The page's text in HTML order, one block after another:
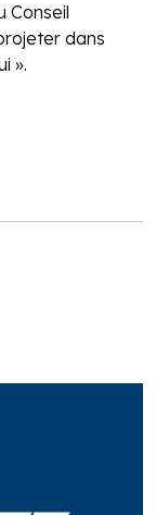
Conseil
dans
».